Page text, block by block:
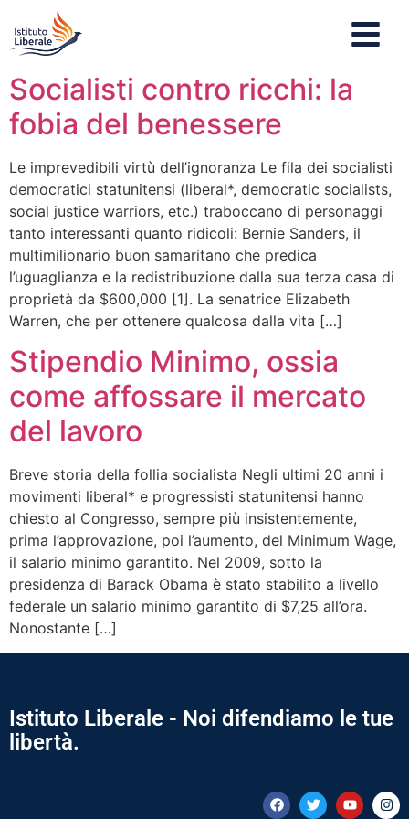
Socialisti contro ricchi: la
fobia del benessere
Le imprevedibili virtù dell’ignoranza Le fila dei socialisti
democratici statunitensi (liberal*, democratic socialists,
social justice warriors, etc.) traboccano di personaggi
tanto interessanti quanto ridicoli: Bernie Sanders, il
multimilionario buon samaritano che predica
l’uguaglianza e la redistribuzione dalla sua terza casa di
proprietà da $600,000 [1]. La senatrice Elizabeth
Warren, che per ottenere qualcosa dalla vita […]
Stipendio Minimo, ossia
come affossare il mercato
del lavoro
Breve storia della follia socialista Negli ultimi 20 anni i
movimenti liberal* e progressisti statunitensi hanno
chiesto al Congresso, sempre più insistentemente,
prima l’approvazione, poi l’aumento, del Minimum Wage,
il salario minimo garantito. Nel 2009, sotto la
presidenza di Barack Obama è stato stabilito a livello
federale un salario minimo garantito di $7,25 all’ora.
Nonostante […]
Istituto Liberale - Noi difendiamo le tue
libertà.